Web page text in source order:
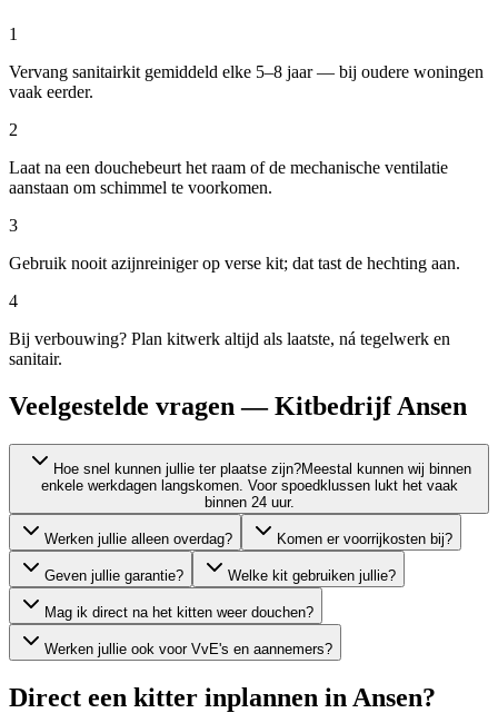
1
Vervang sanitairkit gemiddeld elke 5–8 jaar — bij oudere woningen
vaak eerder.
2
Laat na een douchebeurt het raam of de mechanische ventilatie
aanstaan om schimmel te voorkomen.
3
Gebruik nooit azijnreiniger op verse kit; dat tast de hechting aan.
4
Bij verbouwing? Plan kitwerk altijd als laatste, ná tegelwerk en
sanitair.
Veelgestelde vragen — Kitbedrijf Ansen
Hoe snel kunnen jullie ter plaatse zijn?Meestal kunnen wij binnen
enkele werkdagen langskomen. Voor spoedklussen lukt het vaak
binnen 24 uur.
Werken jullie alleen overdag? Komen er voorrijkosten bij?
Geven jullie garantie? Welke kit gebruiken jullie?
Mag ik direct na het kitten weer douchen?
Werken jullie ook voor VvE's en aannemers?
Direct een kitter inplannen in Ansen?